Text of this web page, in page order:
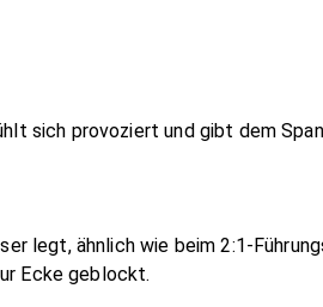
sich provoziert und gibt dem
legt, ähnlich wie beim 2:1-
Ecke geblockt.